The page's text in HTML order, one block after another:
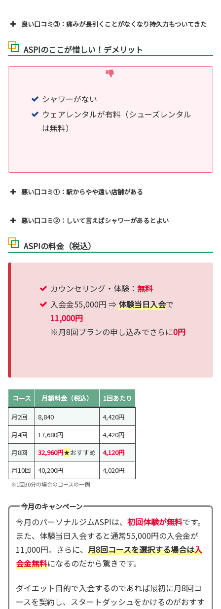
良い口コミ③：痛みが長引くことがなくなり持久力もついてきた
ASPIのここが惜しい！デメリット
シャワーがない
ウェアレンタルが有料（シューズレンタル
は無料）
悪い口コミ①：駅からやや遠い店舗がある
悪い口コミ②：しいて言えばシャワーがあるとよい
ASPIの料金（税込）
カウンセリング・体験：無料
入会金55,000円 ⇒体験当日入会で
11,000円
※月8回プランの申し込みでさらに0円
コース 月額料金（税込）
1回あたり
月2回
8,840
4,420円
月4回
17,680円
4,420円
月8回
32,960円★おすすめ
4,120円
月10回
40,200円 4,020円
※1回30分の場合のコースの一例
今月のキャンペーン
今月のパーソナルジムASPIは、 初回体験が無料です。
また、体験当日入会すると通常55,000円の入会金が
11,000円。さらに、 月8回コースを選択する場合は入
会金無料になるのだから驚きです。
ダイエット目的で入会するのであれば最初に月8回コ
ースを契約し、スタートダッシュをかけるのがおすす